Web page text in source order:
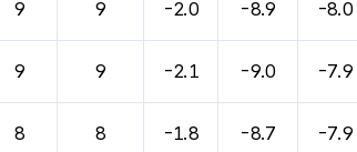
9 9 -2.0 -8.9 -8.0
9 9 -2.1 -9.0 -7.9
8 8 -1.8 -8.7 -7.9